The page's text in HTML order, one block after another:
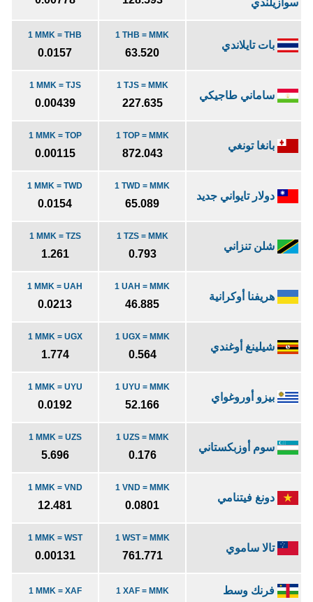
سوازيلندي
بات تايلاندي
1 THB = MMK
63.520
1 MMK = THB
0.0157
ساماني طاجيكي
1 TJS = MMK
227.635
1 MMK = TJS
0.00439
بانغا تونغي
1 TOP = MMK
872.043
1 MMK = TOP
0.00115
دولار تايواني جديد
1 TWD = MMK
65.089
1 MMK = TWD
0.0154
شلن تنزاني
1 TZS = MMK
0.793
1 MMK = TZS
1.261
هريفنا أوكرانية
1 UAH = MMK
46.885
1 MMK = UAH
0.0213
شيلينغ أوغندي
1 UGX = MMK
0.564
1 MMK = UGX
1.774
بيزو أوروغواي
1 UYU = MMK
52.166
1 MMK = UYU
0.0192
سوم أوزبكستاني
1 UZS = MMK
0.176
1 MMK = UZS
5.696
دونغ فيتنامي
1 VND = MMK
0.0801
1 MMK = VND
12.481
تالا ساموي
1 WST = MMK
761.771
1 MMK = WST
0.00131
فرنك وسط
1 XAF = MMK
1 MMK = XAF